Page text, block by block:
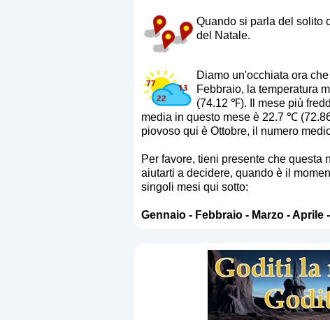
Quando si parla del solito
del Natale.
Diamo un'occhiata ora
Febbraio, la temperatura
(74.12 ℉). Il mese più
media in questo mese è 22.7 ℃
piovoso qui è Ottobre, il numero
Per favore, tieni presente che questa
aiutarti a decidere, quando è il
singoli mesi qui sotto:
Gennaio- Febbraio- Marzo-Aprile-